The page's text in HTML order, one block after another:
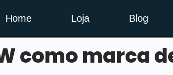
Home Loja Blog
como marca